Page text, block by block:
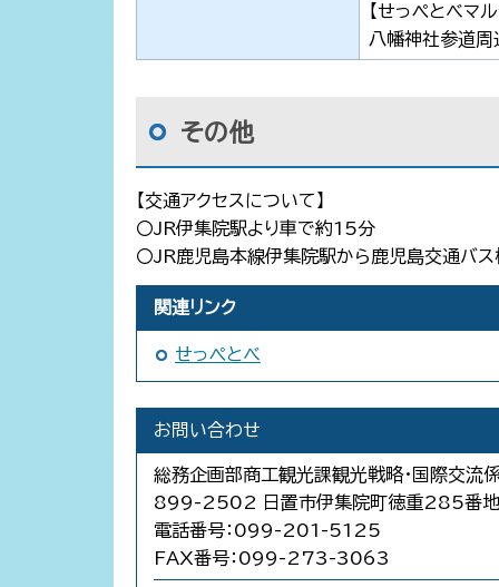
【せっぺとべマル
八幡神社参道周
その他
【交通アクセスについて】
〇JR伊集院駅より車で約15分
〇JR鹿児島本線伊集院駅から鹿児島交通バ
関連リンク
せっぺとべ
お問い合わせ
総務企画部商工観光課観光戦略・国際交流
899-2502 日置市伊集院町徳重285番地
電話番号：099-201-5125
FAX番号：099-273-3063